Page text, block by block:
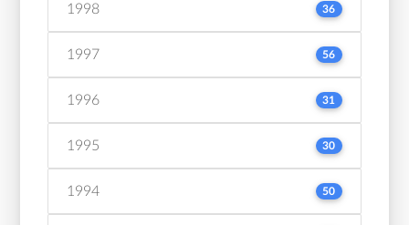
1998 36
1997 56
1996 31
1995 30
1994 50